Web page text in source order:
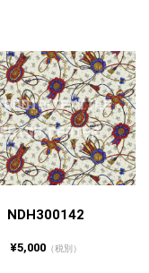
NDH300142
¥5,000（税別）